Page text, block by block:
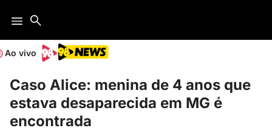
Ao vivo
Caso Alice: menina de 4 anos que
estava desaparecida em MG é
encontrada